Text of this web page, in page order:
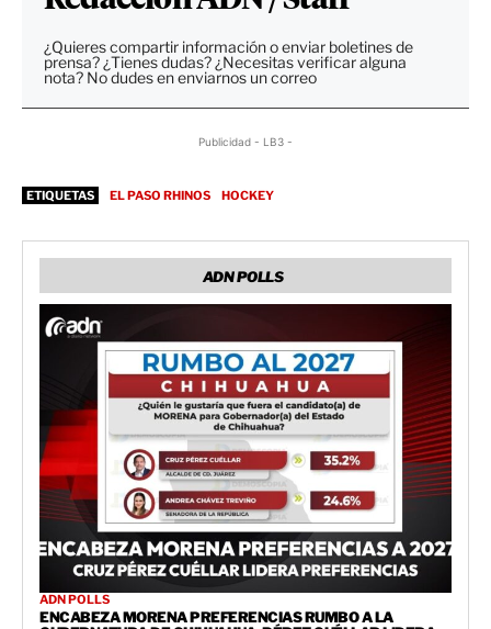
¿Quieres compartir información o enviar boletines de
prensa? ¿Tienes dudas? ¿Necesitas verificar alguna
nota? No dudes en enviarnos un correo
Publicidad - LB3 -
ETIQUETAS EL PASO RHINOS HOCKEY
ADN POLLS
ADN POLLS
ENCABEZA MORENA PREFERENCIAS RUMBO A LA